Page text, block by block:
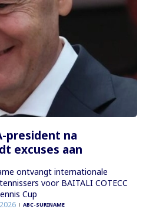
president na
excuses aan
ontvangt internationale
voor BAITALI COTECC
Cup
ABC-SURINAME